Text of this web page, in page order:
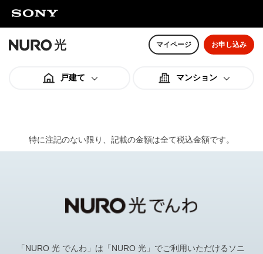
マイページ お申し込み
戸建て マンション
特に注記のない限り、記載の金額は全て税込金額です。
「NURO 光 でんわ」は「NURO 光」でご利用いただけるソニ